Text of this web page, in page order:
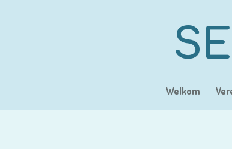
Welkom